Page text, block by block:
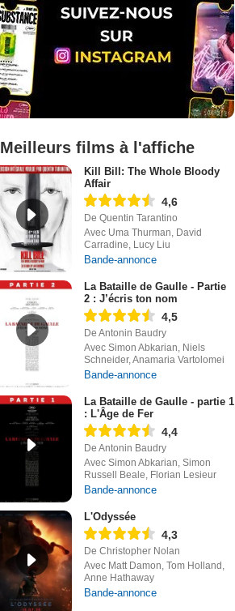
Meilleurs films à l'affiche
Kill Bill: The Whole Bloody
Affair
4,6
De Quentin Tarantino
Avec Uma Thurman, David
Carradine, Lucy Liu
Bande-annonce
La Bataille de Gaulle - Partie
2 : J’écris ton nom
4,5
De Antonin Baudry
Avec Simon Abkarian, Niels
Schneider, Anamaria Vartolomei
Bande-annonce
La Bataille de Gaulle - partie 1
: L'Âge de Fer
4,4
De Antonin Baudry
Avec Simon Abkarian, Simon
Russell Beale, Florian Lesieur
Bande-annonce
L'Odyssée
4,3
De Christopher Nolan
Avec Matt Damon, Tom Holland,
Anne Hathaway
Bande-annonce